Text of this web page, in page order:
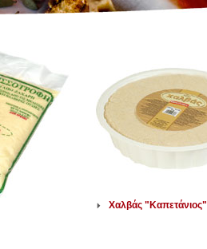
Χαλβάς "Καπετάνιος"